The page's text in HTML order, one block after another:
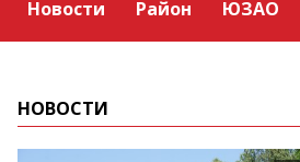
Новости Район ЮЗАО
НОВОСТИ